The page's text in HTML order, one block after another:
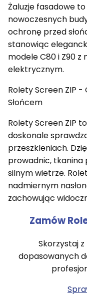
Żaluzje fasadowe
nowoczesnych
ochronę przed
stanowiąc
modele C80 i Z90
elektrycznym.
Rolety Screen ZIP
Słońcem
Rolety Screen ZIP
doskonale
przeszkleniach.
prowadnic,
silnym wietrze.
nadmiernym
zachowując
Zamów
Skorzystaj
dopasowanych